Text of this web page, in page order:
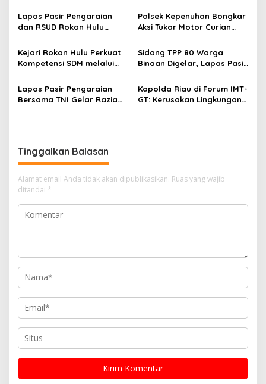
Pelaku Ditangkap di
Perkebunan Sawit
Lapas Pasir Pengaraian
dan RSUD Rokan Hulu
Darah untuk Kemanusiaan
Polsek Kepenuhan Bongkar
Aksi Tukar Motor Curian
Diamankan
Kejari Rokan Hulu Perkuat
Kompetensi SDM melalui
Corporate University
Bidang Perencanaan 2026
Sidang TPP 80 Warga
Binaan Digelar, Lapas Pasir
Berikan Layanan Integrasi
Transparan dan Gratis
Lapas Pasir Pengaraian
Bersama TNI Gelar Razia
Kapolda Riau di Forum IMT-
GT: Kerusakan Lingkungan
Tinggalkan Balasan
Alamat email Anda tidak akan dipublikasikan. Ruas yang wajib
ditandai *